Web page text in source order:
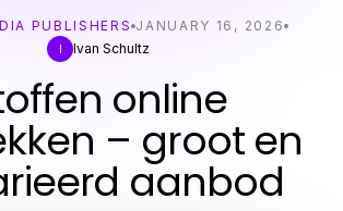
PUBLISHERS JANUARY 16, 2026
I
Ivan Schultz
online
– groot en
aanbod